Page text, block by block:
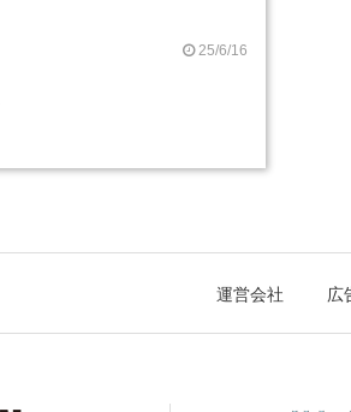
25/6/16
運営会社 広